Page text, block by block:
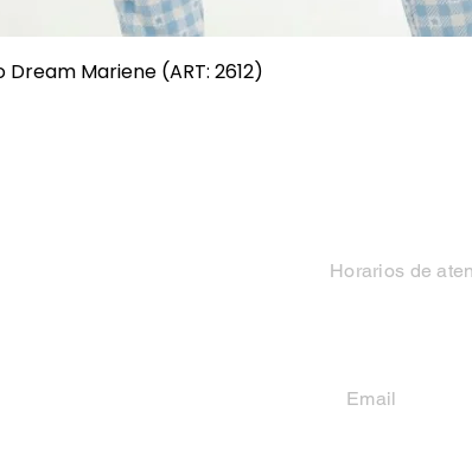
Vista rápida
Mariene (ART: 2612)
Horarios de
Email